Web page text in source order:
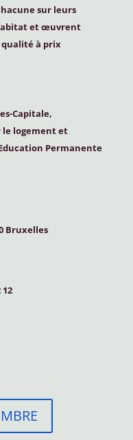
sur leurs
et œuvrent
qualité à prix
Capitale,
le logement et
Permanente
Bruxelles
12